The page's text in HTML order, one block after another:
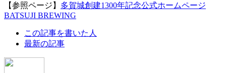
【参照ページ】 多賀城創建1300年記念公式ホームページ
BATSUJI BREWING
following
tabs
change
この記事を書いた人
最新の記事